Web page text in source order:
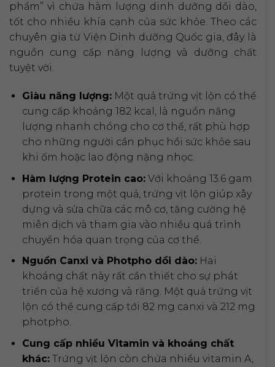
phẩm” vì chứa hàm lượng dinh dưỡng dồi dào,
tốt cho nhiều khía cạnh của sức khỏe. Theo các
chuyên gia từ Viện Dinh dưỡng Quốc gia, đây là
nguồn cung cấp năng lượng và dưỡng chất
tuyệt vời.
Giàu năng lượng:Một quả trứng vịt lộn có thể
cung cấp khoảng 182 kcal, là nguồn năng
lượng nhanh chóng cho cơ thể, rất phù hợp
cho những người cần phục hồi sức khỏe sau
khi ốm hoặc lao động nặng nhọc.
Hàm lượng Protein cao:Với khoảng 13.6 gam
protein trong một quả, trứng vịt lộn giúp xây
dựng và sửa chữa các mô cơ, tăng cường hệ
miễn dịch và tham gia vào nhiều quá trình
chuyển hóa quan trọng của cơ thể.
Nguồn Canxi và Photpho dồi dào:Hai
khoáng chất này rất cần thiết cho sự phát
triển của hệ xương và răng. Một quả trứng vịt
lộn có thể cung cấp tới 82 mg canxi và 212 mg
photpho.
Cung cấp nhiều Vitamin và khoáng chất
khác:Trứng vịt lộn còn chứa nhiều vitamin A,